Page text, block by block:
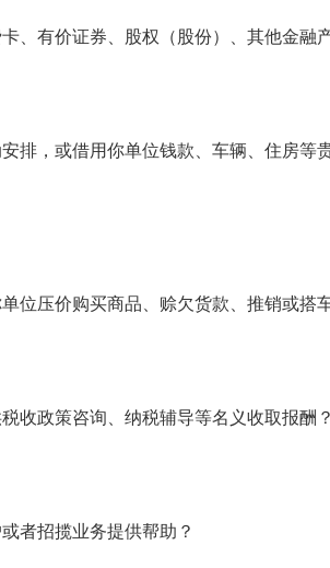
、有价证券、股权（股份）、其他金融
排，或借用你单位钱款、车辆、住房等
位压价购买商品、赊欠货款、推销或搭
收政策咨询、纳税辅导等名义收取报酬？
者招揽业务提供帮助？